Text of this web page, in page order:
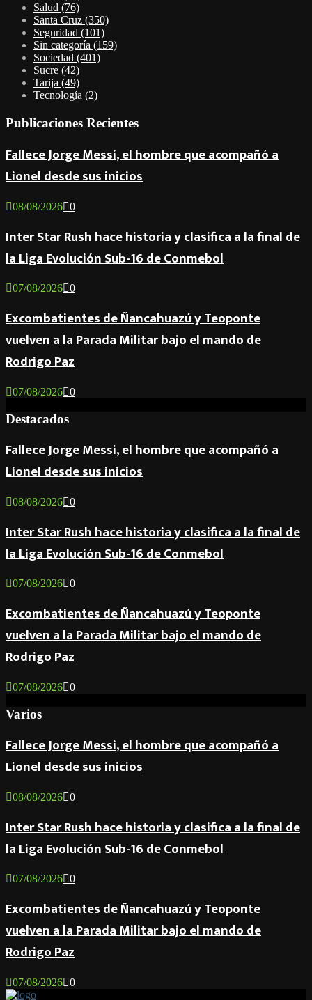
Salud (76)
Santa Cruz (350)
Seguridad (101)
Sin categoría (159)
Sociedad (401)
Sucre (42)
Tarija (49)
Tecnología (2)
Publicaciones Recientes
Fallece Jorge Messi, el hombre que acompañó a
Lionel desde sus inicios
08/08/2026 0
Inter Star Rush hace historia y clasifica a la final de
la Liga Evolución Sub-16 de Conmebol
07/08/2026 0
Excombatientes de Ñancahuazú y Teoponte
vuelven a la Parada Militar bajo el mando de
Rodrigo Paz
07/08/2026 0
Destacados
Fallece Jorge Messi, el hombre que acompañó a
Lionel desde sus inicios
08/08/2026 0
Inter Star Rush hace historia y clasifica a la final de
la Liga Evolución Sub-16 de Conmebol
07/08/2026 0
Excombatientes de Ñancahuazú y Teoponte
vuelven a la Parada Militar bajo el mando de
Rodrigo Paz
07/08/2026 0
Varios
Fallece Jorge Messi, el hombre que acompañó a
Lionel desde sus inicios
08/08/2026 0
Inter Star Rush hace historia y clasifica a la final de
la Liga Evolución Sub-16 de Conmebol
07/08/2026 0
Excombatientes de Ñancahuazú y Teoponte
vuelven a la Parada Militar bajo el mando de
Rodrigo Paz
07/08/2026 0